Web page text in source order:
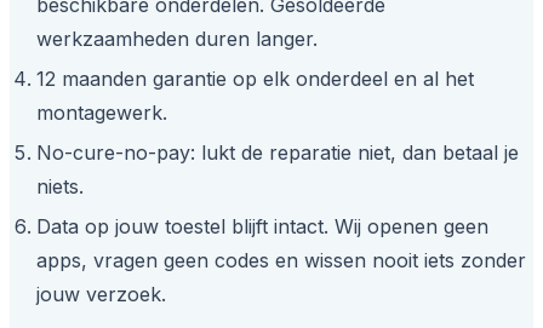
beschikbare onderdelen. Gesoldeerde
werkzaamheden duren langer.
12 maanden garantie op elk onderdeel en al het
montagewerk.
No-cure-no-pay: lukt de reparatie niet, dan betaal je
niets.
Data op jouw toestel blijft intact. Wij openen geen
apps, vragen geen codes en wissen nooit iets zonder
jouw verzoek.